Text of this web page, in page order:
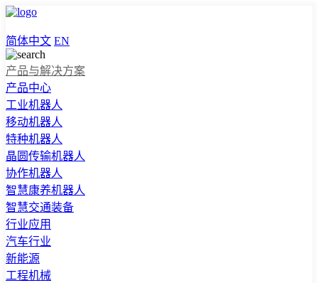
简体中文 EN
产品与解决方案
产品中心
工业机器人
移动机器人
特种机器人
晶圆传输机器人
协作机器人
智慧康养机器人
智慧交通装备
行业应用
汽车行业
新能源
工程机械